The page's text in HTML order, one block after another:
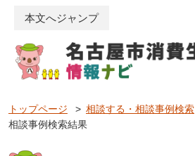
本文へジャンプ
トップページ > 相談する・相談事例検索
相談事例検索結果